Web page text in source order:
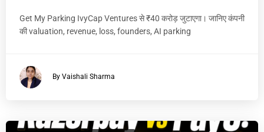
Get My Parking IvyCap Ventures से ₹40 करोड़ जुटाएगा। जानिए कंपनी
की valuation, revenue, loss, founders, AI parking
By Vaishali Sharma